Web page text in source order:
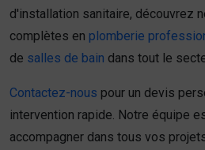
d'installation sanitaire, découvrez
complètes en plomberie
de salles de bain dans tout le
Contactez-nous pour un devis
intervention rapide. Notre équipe
accompagner dans tous vos